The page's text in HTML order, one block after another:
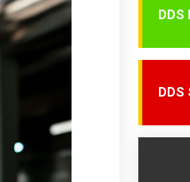
DDS
DDS